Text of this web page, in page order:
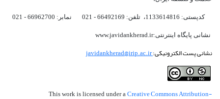
کدپستی: 1133614816، تلفن: 66492169 - 021 نمابر: 66962700 - 021
نشانی پایگاه اینترنتی:www.javidankherad.ir
نشانی پست الکترونیکی:javidankherad@irip.ac.ir
This work is licensed under a Creative Commons Attribution-